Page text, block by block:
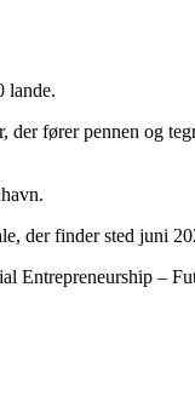
lande.
fører pennen og
der finder sted juni
Entrepreneurship –